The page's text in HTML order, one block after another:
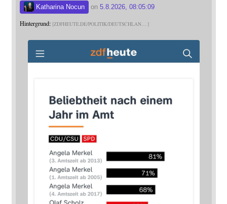
Katharina Nocun on 5.8.2026, 08:05:09
Hintergrund: ZDFHEUTE.DE/POLITIK/DEUTSCHLAN